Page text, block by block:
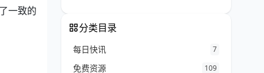
一致的
分类目录
每日快讯 7
免费资源 109